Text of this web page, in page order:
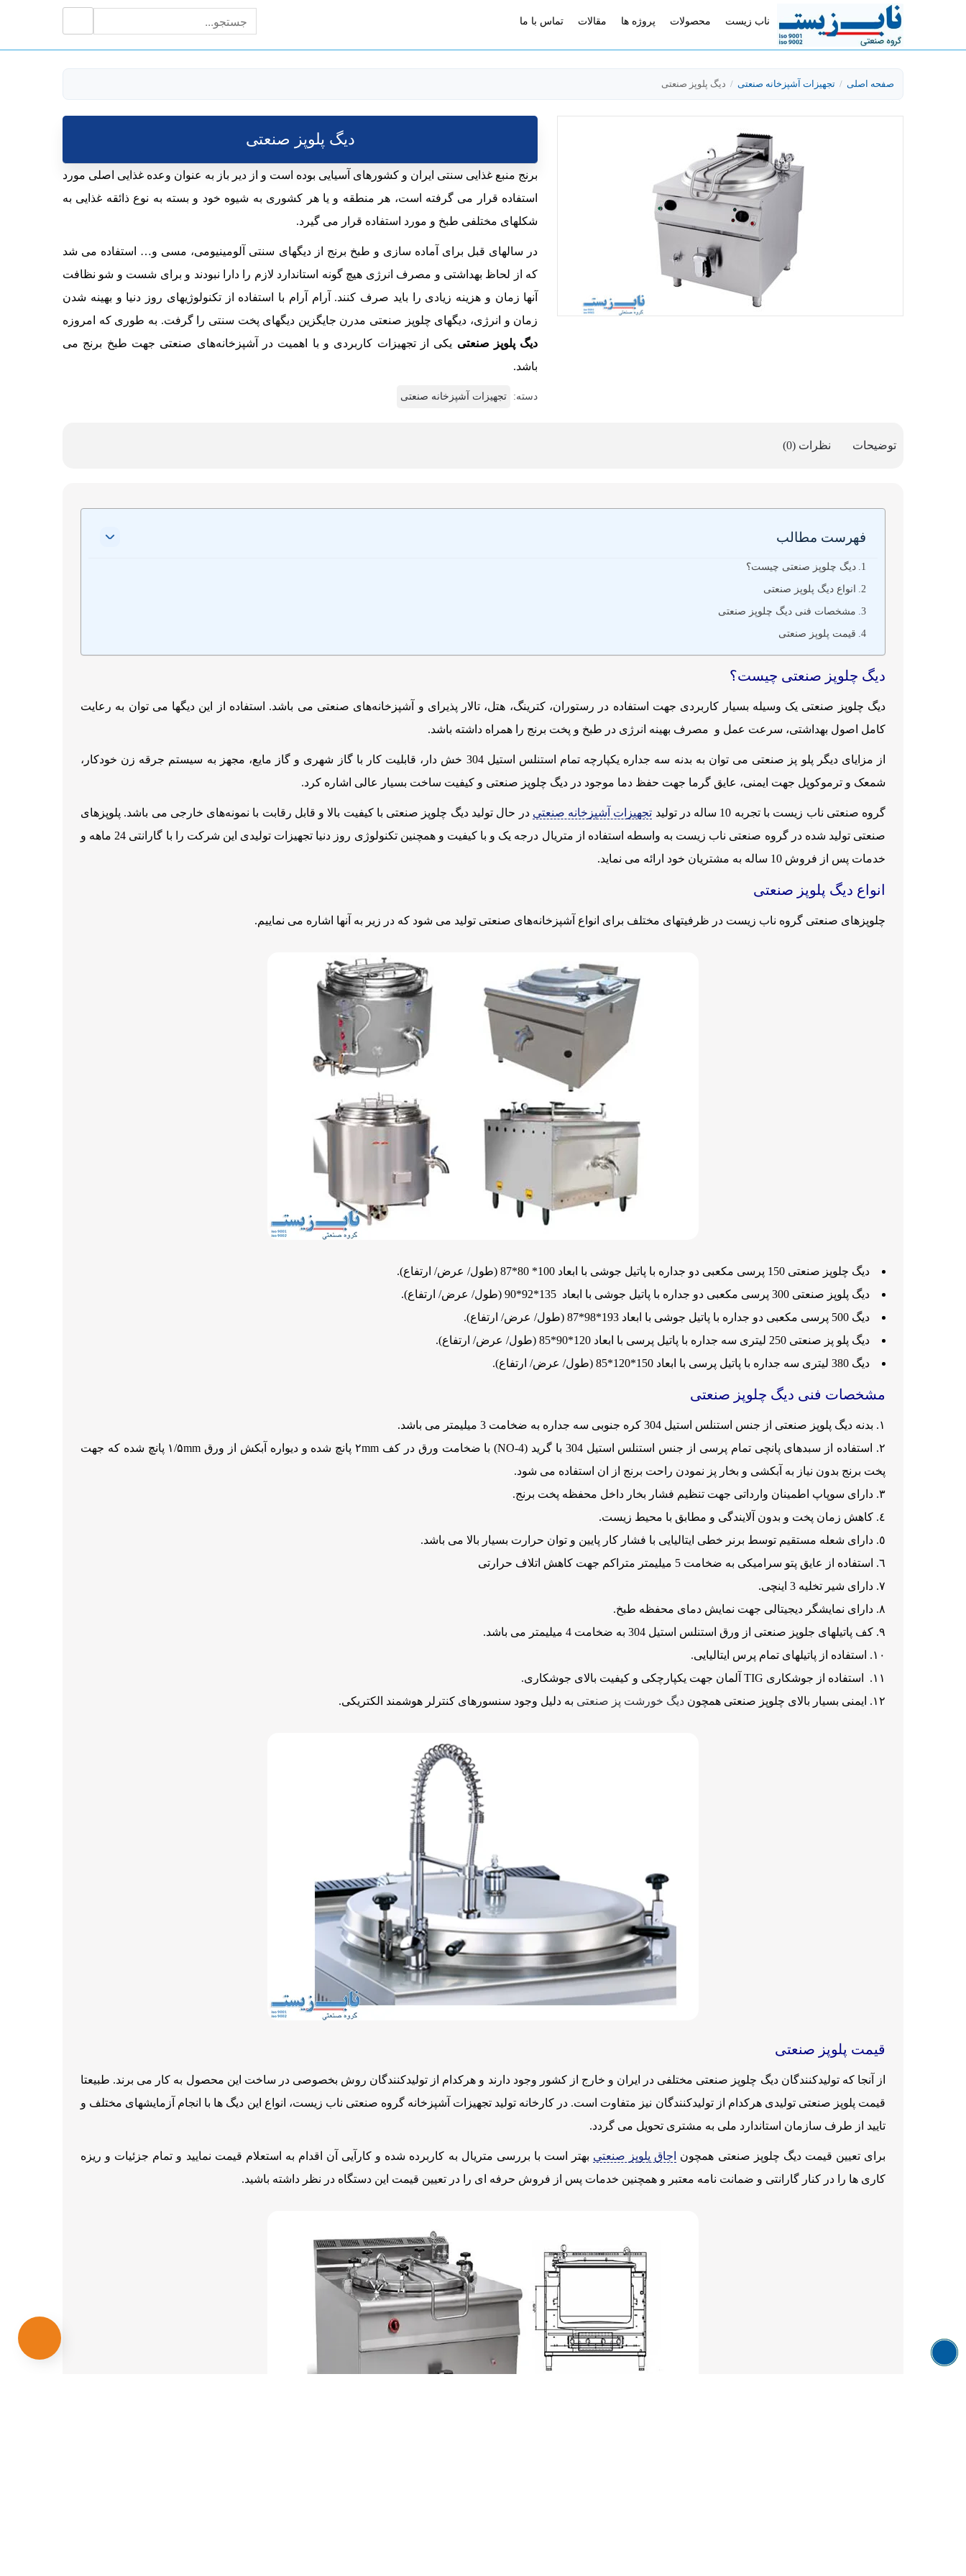
جستجو
برای:
ناب زیست محصولات پروژه ها مقالات تماس با ما
صفحه اصلی / تجهیزات آشپزخانه صنعتی / دیگ پلوپز صنعتی
دیگ پلوپز صنعتی
برنج منبع غذایی سنتی ایران و کشورهای آسیایی بوده است و از دیر باز به عنوان وعده غذایی اصلی مورد
استفاده قرار می گرفته است، هر منطقه و یا هر کشوری به شیوه خود و بسته به نوع ذائقه غذایی به
شکلهای مختلفی طبخ و مورد استفاده قرار می گیرد.
در سالهای قبل برای آماده سازی و طبخ برنج از دیگهای سنتی آلومینیومی، مسی و… استفاده می شد
که از لحاظ بهداشتی و مصرف انرژی هیچ گونه استاندارد لازم را دارا نبودند و برای شست و شو نظافت
آنها زمان و هزینه زیادی را باید صرف کنند. آرام آرام با استفاده از تکنولوژیهای روز دنیا و بهینه شدن
زمان و انرژی، دیگهای چلوپز صنعتی مدرن جایگزین دیگهای پخت سنتی را گرفت. به طوری که امروزه
دیگ پلوپز صنعتی یکی از تجهیزات کاربردی و با اهمیت در آشپزخانه‌های صنعتی جهت طبخ برنج می
باشد.
دسته: تجهیزات آشپزخانه صنعتی
توضیحات نظرات (0)
فهرست مطالب
دیگ چلوپز صنعتی چیست؟
انواع دیگ پلوپز صنعتی
مشخصات فنی دیگ چلوپز صنعتی
قیمت پلوپز صنعتی
دیگ چلوپز صنعتی چیست؟
دیگ چلوپز صنعتی یک وسیله بسیار کاربردی جهت استفاده در رستوران، کترینگ، هتل، تالار پذیرای و آشپزخانه‌های صنعتی می باشد. استفاده از این دیگها می توان به رعایت
کامل اصول بهداشتی، سرعت عمل و مصرف بهینه انرژی در طبخ و پخت برنج را همراه داشته باشد.
از مزایای دیگر پلو پز صنعتی می توان به بدنه سه جداره یکپارچه تمام استنلس استیل 304 خش دار، قابلیت کار با گاز شهری و گاز مایع، مجهز به سیستم جرقه زن خودکار،
شمعک و ترموکوپل جهت ایمنی، عایق گرما جهت حفظ دما موجود در دیگ چلوپز صنعتی و کیفیت ساخت بسیار عالی اشاره کرد.
گروه صنعتی ناب زیست با تجربه 10 ساله در تولید تجهیزات آشپزخانه صنعتی در حال تولید دیگ چلوپز صنعتی با کیفیت بالا و قابل رقابت با نمونه‌های خارجی می باشد. پلوپزهای
صنعتی تولید شده در گروه صنعتی ناب زیست به واسطه استفاده از متریال درجه یک و با کیفیت و همچنین تکنولوژی روز دنیا تجهیزات تولیدی این شرکت را با گارانتی 24 ماهه و
خدمات پس از فروش 10 ساله به مشتریان خود ارائه می نماید.
انواع دیگ پلوپز صنعتی
چلوپزهای صنعتی گروه ناب زیست در ظرفیتهای مختلف برای انواع آشپزخانه‌های صنعتی تولید می شود که در زیر به آنها اشاره می نماییم.
دیگ چلوپز صنعتی 150 پرسی مکعبی دو جداره با پاتیل جوشی با ابعاد 100* 80*87 (طول/ عرض/ ارتفاع).
دیگ پلوپز صنعتی 300 پرسی مکعبی دو جداره با پاتیل جوشی با ابعاد 135*92*90 (طول/ عرض/ ارتفاع).
دیگ 500 پرسی مکعبی دو جداره با پاتیل جوشی با ابعاد 193*98*87 (طول/ عرض/ ارتفاع).
دیگ پلو پز صنعتی 250 لیتری سه جداره با پاتیل پرسی با ابعاد 120*90*85 (طول/ عرض/ ارتفاع).
دیگ 380 لیتری سه جداره با پاتیل پرسی با ابعاد 150*120*85 (طول/ عرض/ ارتفاع).
مشخصات فنی دیگ چلوپز صنعتی
بدنه دیگ پلوپز صنعتی از جنس استنلس استیل 304 کره جنوبی سه جداره به ضخامت 3 میلیمتر می باشد.
استفاده از سبدهای پانچی تمام پرسی از جنس استنلس استیل 304 با گرید (NO-4) با ضخامت ورق در کف ۲mm پانچ شده و دیواره آبکش از ورق ۱/۵mm پانچ شده که جهت
پخت برنج بدون نیاز به آبکشی و بخار پز نمودن راحت برنج از ان استفاده می شود.
دارای سوپاپ اطمینان وارداتی جهت تنظیم فشار بخار داخل محفظه پخت برنج.
کاهش زمان پخت و بدون آلایندگی و مطابق با محیط زیست.
دارای شعله مستقیم توسط برنر خطی ایتالیایی با فشار کار پایین و توان حرارت بسیار بالا می باشد.
استفاده از عایق پتو سرامیکی به ضخامت 5 میلیمتر متراکم جهت کاهش اتلاف حرارتی
دارای شیر تخلیه 3 اینچی.
دارای نمایشگر دیجیتالی جهت نمایش دمای محفظه طبخ.
کف پاتیلهای جلوپز صنعتی از ورق استنلس استیل 304 به ضخامت 4 میلیمتر می باشد.
استفاده از پاتیلهای تمام پرس ایتالیایی.
استفاده از جوشکاری TIG آلمان جهت یکپارچکی و کیفیت بالای جوشکاری.
ایمنی بسیار بالای چلوپز صنعتی همچون دیگ خورشت پز صنعتی به دلیل وجود سنسورهای کنترلر هوشمند الکتریکی.
قیمت پلوپز صنعتی
از آنجا که تولیدکنندگان دیگ چلوپز صنعتی مختلفی در ایران و خارج از کشور وجود دارند و هرکدام از تولیدکنندگان روش بخصوصی در ساخت این محصول به کار می برند. طبیعتا
قیمت پلوپز صنعتی تولیدی هرکدام از تولیدکنندگان نیز متفاوت است. در کارخانه تولید تجهیزات آشپزخانه گروه صنعتی ناب زیست، انواع این دیگ ها با انجام آزمایشهای مختلف و
تایید از طرف سازمان استاندارد ملی به مشتری تحویل می گردد.
برای تعیین قیمت دیگ چلوپز صنعتی همچون اجاق پلوپز صنعتی بهتر است با بررسی متریال به کاربرده شده و کارآیی آن اقدام به استعلام قیمت نمایید و تمام جزئیات و ریزه
کاری ها را در کنار گارانتی و ضمانت نامه معتبر و همچنین خدمات پس از فروش حرفه ای را در تعیین قیمت این دستگاه در نظر داشته باشید.